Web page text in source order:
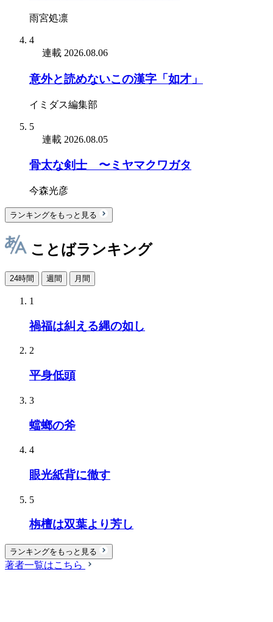
雨宮処凛
4
連載 2026.08.06
意外と読めないこの漢字「如才」
イミダス編集部
5
連載 2026.08.05
骨太な剣士 〜ミヤマクワガタ
今森光彦
ランキングをもっと見る
ことばランキング
24時間 週間 月間
1
禍福は糾える縄の如し
2
平身低頭
3
蟷螂の斧
4
眼光紙背に徹す
5
栴檀は双葉より芳し
ランキングをもっと見る
著者一覧はこちら